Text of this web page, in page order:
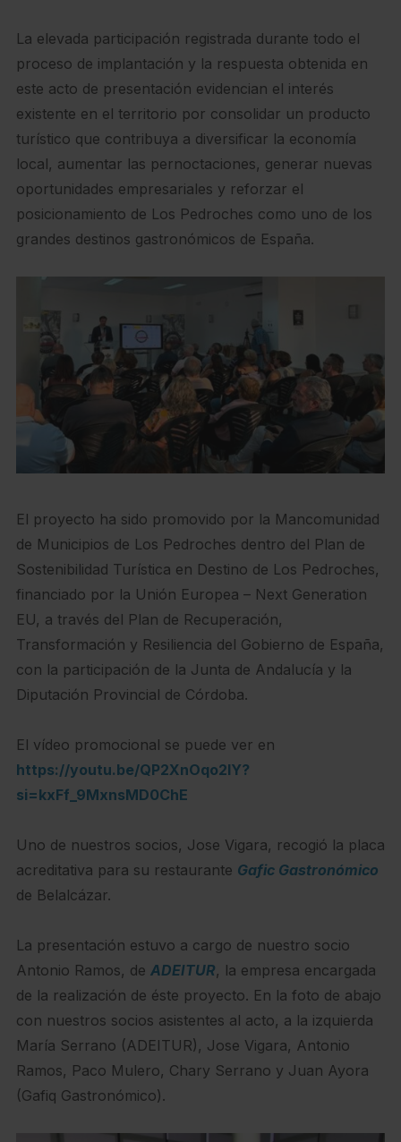
La elevada participación registrada durante todo el
proceso de implantación y la respuesta obtenida en
este acto de presentación evidencian el interés
existente en el territorio por consolidar un producto
turístico que contribuya a diversificar la economía
local, aumentar las pernoctaciones, generar nuevas
oportunidades empresariales y reforzar el
posicionamiento de Los Pedroches como uno de los
grandes destinos gastronómicos de España.
El proyecto ha sido promovido por la Mancomunidad
de Municipios de Los Pedroches dentro del Plan de
Sostenibilidad Turística en Destino de Los Pedroches,
financiado por la Unión Europea – Next Generation
EU, a través del Plan de Recuperación,
Transformación y Resiliencia del Gobierno de España,
con la participación de la Junta de Andalucía y la
Diputación Provincial de Córdoba.
El vídeo promocional se puede ver en
https://youtu.be/QP2XnOqo2lY?
si=kxFf_9MxnsMD0ChE
Uno de nuestros socios, Jose Vigara, recogió la placa
acreditativa para su restaurante Gafic Gastronómico
de Belalcázar.
La presentación estuvo a cargo de nuestro socio
Antonio Ramos, de ADEITUR, la empresa encargada
de la realización de éste proyecto. En la foto de abajo
con nuestros socios asistentes al acto, a la izquierda
María Serrano (ADEITUR), Jose Vigara, Antonio
Ramos, Paco Mulero, Chary Serrano y Juan Ayora
(Gafiq Gastronómico).